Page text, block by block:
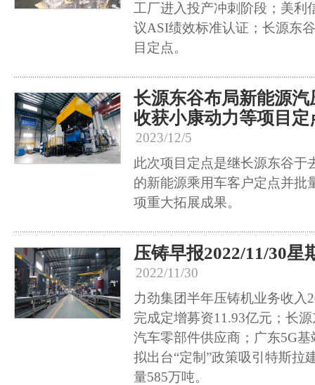
工厂进入投产冲刺阶段；美利
议ASI绩效标准认证；长源东
目定点。
长源东谷布局新能源
收获小康动力等项目定
2023/12/5
此次项目定点是继长源东谷于
的新能源乘用车客户定点并批
项重大拓展成果。
压铸早报2022/11/30星
2022/11/30
力劲集团半年压铸机业务收入
完成定增募资11.93亿元；长
汽车零部件供应商；广东5G
拟出台“定制”政策吸引特斯拉
量585万吨。